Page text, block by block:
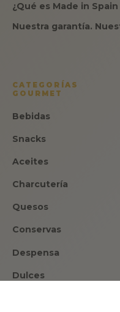
¿Qué es Made in
Nuestra garantía.
CATEGORÍAS
GOURMET
Bebidas
Snacks
Aceites
Charcutería
Quesos
Conservas
Despensa
Dulces